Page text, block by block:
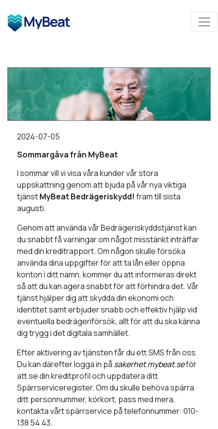
2024-07-05
Sommargåva från MyBeat
I sommar vill vi visa våra kunder vår stora
uppskattning genom att bjuda på vår nya viktiga
tjänstMyBeat Bedrägeriskydd! fram till sista
augusti.
Genom att använda vår Bedrägeriskyddstjänst kan
du snabbt få varningar om något misstänkt inträffar
med din kreditrapport. Om någon skulle försöka
använda dina uppgifter för att ta lån eller öppna
konton i ditt namn, kommer du att informeras direkt
så att du kan agera snabbt för att förhindra det. Vår
tjänst hjälper dig att skydda din ekonomi och
identitet samt erbjuder snabb och effektiv hjälp vid
eventuella bedrägeriförsök, allt för att du ska känna
dig trygg i det digitala samhället.
Efter aktivering av tjänsten får du ett SMS från oss.
Du kan därefter logga in på sakerhet.mybeat.seför
att se din kreditprofil och uppdatera ditt
Spärrserviceregister. Om du skulle behöva spärra
ditt personnummer, körkort, pass med mera,
kontakta vårt spärrservice på telefonnummer: 010-
138 54 43.